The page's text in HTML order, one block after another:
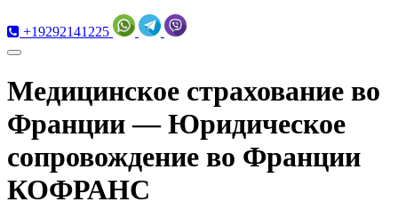
+19292141225
Медицинское страхование во
Франции — Юридическое
сопровождение во Франции
КОФРАНС